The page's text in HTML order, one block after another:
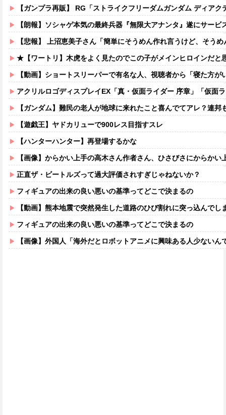
【ガンプラ再販】 RG「ストライクフリーダムガンダム ディアクティブ
【朗報】ソシャゲ本気の最終兵器『無限大アナンタ』遂にサー
【悲報】 上沼恵美子さん「簡単にそうめん作れ言うけど、そう
★【ワートリ】木虎をよく見たのでこの子がメインヒロインだと思ってたら、
【動画】ショートスリーパーで有名な人、視聴者から「寝た方が
アクリルロゴディスプレイEX「真・仮面ライダー 序章」「仮面ライダー
【ガンダム】難民の老人が地球に来れたこと喜んでてアレ？連邦もやっ
【遊戯王】ヤドカリューで900レス目指すスレ
【ハンターハンター】再登場するかな
【画像】からかい上手の高木さん作者さん、ひさびさにからかい上手の高木
正直ザ・ビートルズって過大評価されすぎじゃねないか？
フィギュアの出来の良い悪いの基準ってどこで決まるの
【動画】熊本地震で突然発生した道路のひび割れに突っ込んでし
フィギュアの出来の良い悪いの基準ってどこで決まるの
【画像】外国人「海外だとロボットアニメに興味ある人少ないん